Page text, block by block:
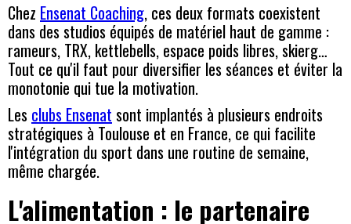
Chez Ensenat Coaching, ces deux formats coexistent
dans des studios équipés de matériel haut de gamme :
rameurs, TRX, kettlebells, espace poids libres, skierg…
Tout ce qu'il faut pour diversifier les séances et éviter la
monotonie qui tue la motivation.
Les clubs Ensenat sont implantés à plusieurs endroits
stratégiques à Toulouse et en France, ce qui facilite
l'intégration du sport dans une routine de semaine,
même chargée.
L'alimentation : le partenaire